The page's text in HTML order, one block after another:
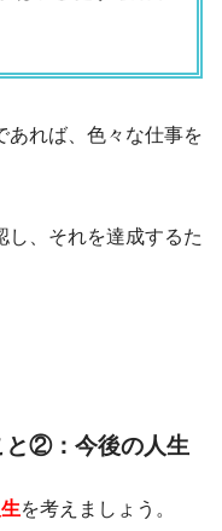
あれば、色々な仕事を
し、それを達成するた
と②：今後の人生
を考えましょう。